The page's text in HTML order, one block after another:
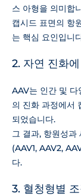
스 아형을 의미합
캡시드 표면의 항
는 핵심 요인입니
2. 자연 진화
AAV는 인간 및 다
의 진화 과정에서
되었습니다.
그 결과, 항원성과
(AAV1, AAV2,
다.
3. 혈청형별